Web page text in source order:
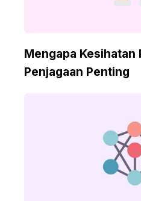
Mengapa Kesihatan
Penjagaan Penting